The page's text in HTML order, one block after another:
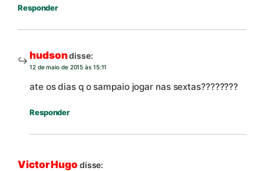
Responder
hudsondisse:
12 de maio de 2015 às 15:11
ate os dias q o sampaio jogar nas sextas????????
Responder
Victor Hugo disse: